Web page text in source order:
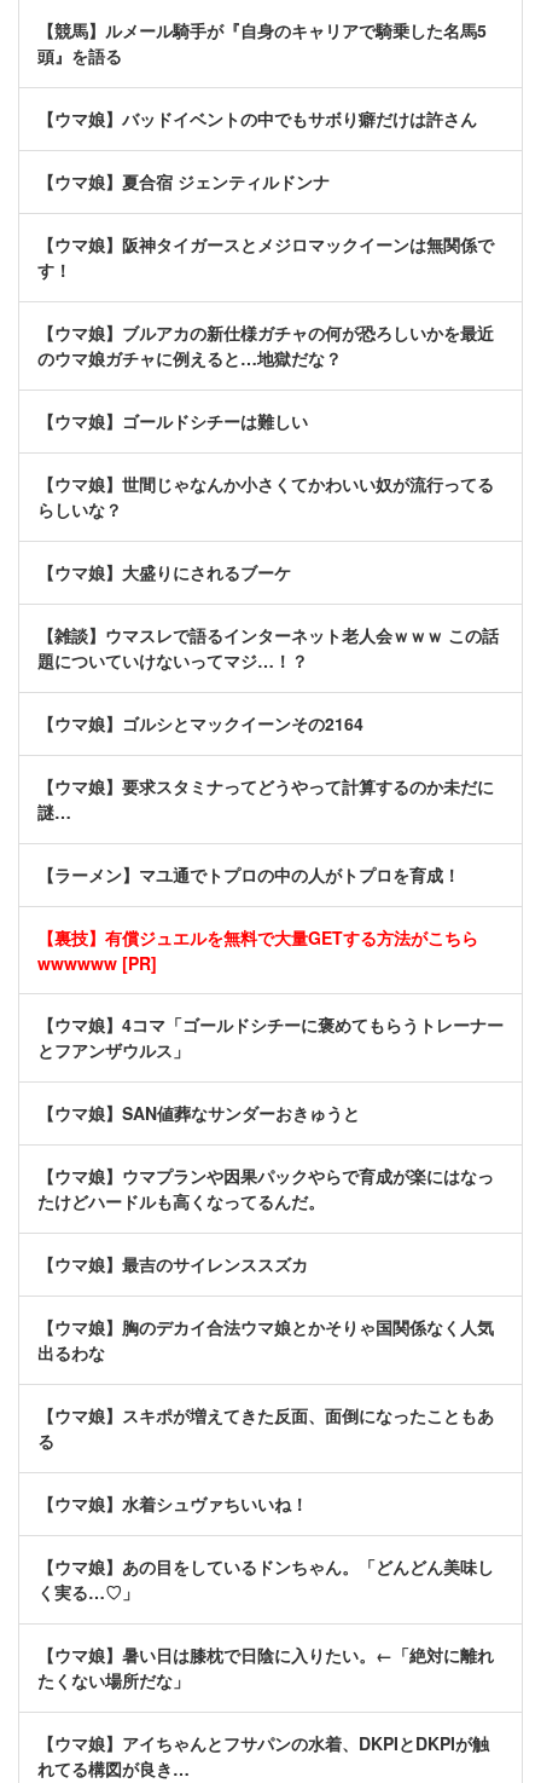
【競馬】ルメール騎手が『自身のキャリアで騎乗した名馬5
頭』を語る
【ウマ娘】バッドイベントの中でもサボり癖だけは許さん
【ウマ娘】夏合宿 ジェンティルドンナ
【ウマ娘】阪神タイガースとメジロマックイーンは無関係で
す！
【ウマ娘】ブルアカの新仕様ガチャの何が恐ろしいかを最近
のウマ娘ガチャに例えると…地獄だな？
【ウマ娘】ゴールドシチーは難しい
【ウマ娘】世間じゃなんか小さくてかわいい奴が流行ってる
らしいな？
【ウマ娘】大盛りにされるブーケ
【雑談】ウマスレで語るインターネット老人会ｗｗｗ この話
題についていけないってマジ…！？
【ウマ娘】ゴルシとマックイーンその2164
【ウマ娘】要求スタミナってどうやって計算するのか未だに
謎…
【ラーメン】マユ通でトプロの中の人がトプロを育成！
【裏技】有償ジュエルを無料で大量GETする方法がこちら
wwwwww [PR]
【ウマ娘】4コマ「ゴールドシチーに褒めてもらうトレーナー
とフアンザウルス」
【ウマ娘】SAN値葬なサンダーおきゅうと
【ウマ娘】ウマプランや因果パックやらで育成が楽にはなっ
たけどハードルも高くなってるんだ。
【ウマ娘】最吉のサイレンススズカ
【ウマ娘】胸のデカイ合法ウマ娘とかそりゃ国関係なく人気
出るわな
【ウマ娘】スキポが増えてきた反面、面倒になったこともあ
る
【ウマ娘】水着シュヴァちいいね！
【ウマ娘】あの目をしているドンちゃん。「どんどん美味し
く実る…♡」
【ウマ娘】暑い日は膝枕で日陰に入りたい。←「絶対に離れ
たくない場所だな」
【ウマ娘】アイちゃんとフサパンの水着、DKPIとDKPIが触
れてる構図が良き…